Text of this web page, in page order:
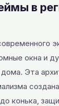
в
окна и
Эта
конька,